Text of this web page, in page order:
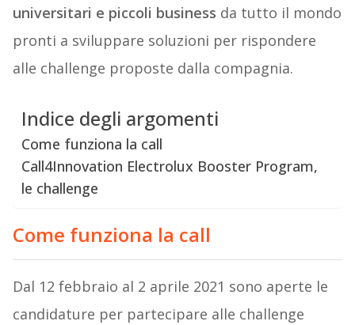
universitari e piccoli business da tutto il mondo
pronti a sviluppare soluzioni per rispondere
alle challenge proposte dalla compagnia.
Indice degli argomenti
Come funziona la call
Call4Innovation Electrolux Booster Program,
le challenge
Come funziona la call
Dal 12 febbraio al 2 aprile 2021 sono aperte le
candidature per partecipare alle challenge